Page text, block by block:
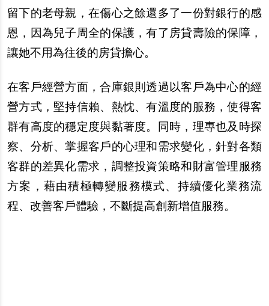
留下的老母親，在傷心之餘還多了一份對銀行的感
恩，因為兒子周全的保護，有了房貸壽險的保障，
讓她不用為往後的房貸擔心。
在客戶經營方面，合庫銀則透過以客戶為中心的經
營方式，堅持信賴、熱忱、有溫度的服務，使得客
群有高度的穩定度與黏著度。同時，理專也及時探
察、分析、掌握客戶的心理和需求變化，針對各類
客群的差異化需求，調整投資策略和財富管理服務
方案，藉由積極轉變服務模式、持續優化業務流
程、改善客戶體驗，不斷提高創新增值服務。